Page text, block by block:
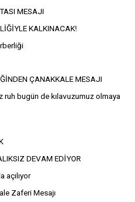
MESAJI
KALKINACAK!
ÇANAKKALE MESAJI
ruh bugün de kılavuzumuz olmaya
DEVAM EDİYOR
açılıyor
Zaferi Mesajı